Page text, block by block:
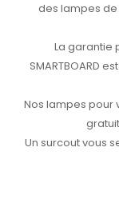
des lampes de
La garantie
SMARTBOARD
Nos lampes pour
Un surcout vous